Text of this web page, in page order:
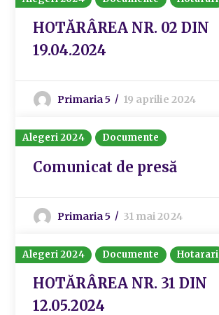
HOTĂRÂREA NR. 02 DIN
19.04.2024
Primaria 5 19 aprilie 2024
Alegeri 2024 Documente
Comunicat de presă
Primaria 5 31 mai 2024
Alegeri 2024 Documente Hotarari
HOTĂRÂREA NR. 31 DIN
12.05.2024